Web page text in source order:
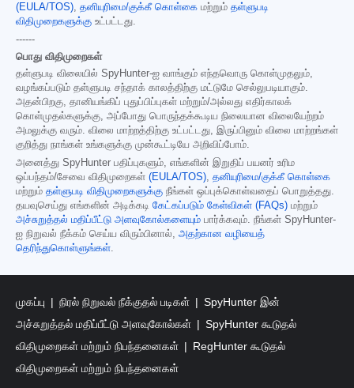
(EULA/TOS), தனியுரிமை/குக்கீ கொள்கை மற்றும் தள்ளுபடி
விதிமுறைகளுக்கு உட்பட்டது.
------
பொது விதிமுறைகள்
தள்ளுபடி விலையில் SpyHunter-ஐ வாங்கும் எந்தவொரு கொள்முதலும்,
வழங்கப்படும் தள்ளுபடி சந்தாக் காலத்திற்கு மட்டுமே செல்லுபடியாகும்.
அதன்பிறகு, தானியங்கிப் புதுப்பிப்புகள் மற்றும்/அல்லது எதிர்காலக்
கொள்முதல்களுக்கு, அப்போது பொருந்தக்கூடிய நிலையான விலையேற்றம்
அமலுக்கு வரும். விலை மாற்றத்திற்கு உட்பட்டது, இருப்பினும் விலை மாற்றங்கள்
குறித்து நாங்கள் உங்களுக்கு முன்கூட்டியே அறிவிப்போம்.
அனைத்து SpyHunter பதிப்புகளும், எங்களின் இறுதிப் பயனர் உரிம
ஒப்பந்தம்/சேவை விதிமுறைகள் (EULA/TOS), தனியுரிமை/குக்கீ கொள்கை
மற்றும் தள்ளுபடி விதிமுறைகளுக்கு நீங்கள் ஒப்புக்கொள்வதைப் பொறுத்தது.
தயவுசெய்து எங்களின் அடிக்கடி கேட்கப்படும் கேள்விகள் (FAQs) மற்றும்
அச்சுறுத்தல் மதிப்பீட்டு அளவுகோல்களையும் பார்க்கவும். நீங்கள் SpyHunter-
ஐ நிறுவல் நீக்கம் செய்ய விரும்பினால், அதற்கான வழியைத்
தெரிந்துகொள்ளுங்கள்.
முகப்பு நிரல் நிறுவல் நீக்குதல் படிகள்
SpyHunter இன்
அச்சுறுத்தல் மதிப்பீட்டு அளவுகோல்கள்
SpyHunter கூடுதல்
விதிமுறைகள் மற்றும் நிபந்தனைகள்
RegHunter கூடுதல்
விதிமுறைகள் மற்றும் நிபந்தனைகள்